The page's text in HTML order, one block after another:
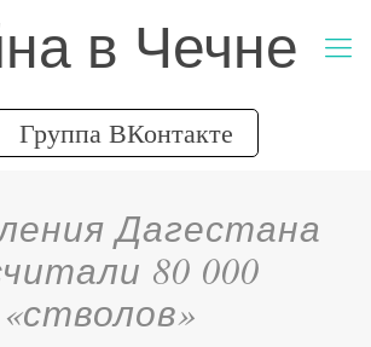
в Чечне
Группа ВКонтакте
Дагестана
80 000
«стволов»